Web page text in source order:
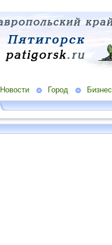
Новости Город Бизнес